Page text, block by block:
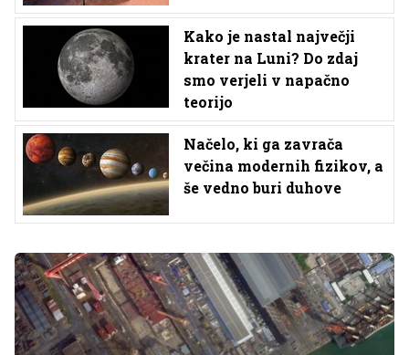
Kako je nastal največji
krater na Luni? Do zdaj
smo verjeli v napačno
teorijo
Načelo, ki ga zavrača
večina modernih fizikov, a
še vedno buri duhove